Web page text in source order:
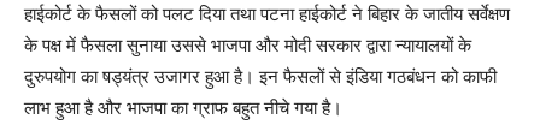
हाईकोर्ट के फैसलों को पलट दिया तथा पटना हाईकोर्ट ने बिहार के जातीय सर्वेक्षण
के पक्ष में फैसला सुनाया उससे भाजपा और मोदी सरकार द्वारा न्यायालयों के
दुरुपयोग का षड्यंत्र उजागर हुआ है। इन फैसलों से इंडिया गठबंधन को काफी
लाभ हुआ है और भाजपा का ग्राफ बहुत नीचे गया है।